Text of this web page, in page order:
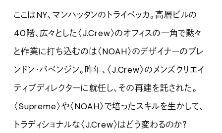
ここはNY、マンハッタンのトライベッカ。高層ビルの
40階、広々とした〈J.Crew〉のオフィスの一角で黙々
と作業に打ち込むのは〈NOAH〉のデザイナーのブレ
ンドン・バベンジン。昨年、〈J.Crew〉のメンズクリエイ
ティブディレクターに就任し、その再建を託された。
〈Supreme〉や〈NOAH〉で培ったスキルを生かして、
トラディショナルな〈J.Crew〉はどう変わるのか？